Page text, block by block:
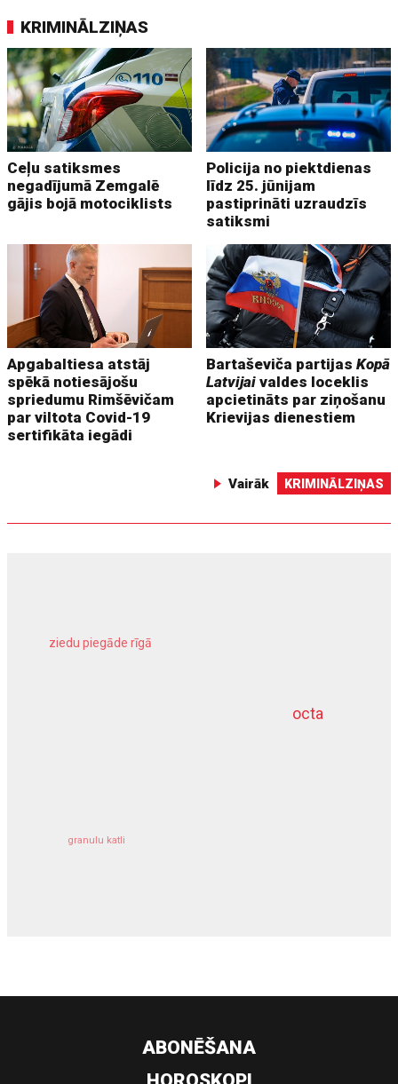
KRIMINĀLZIŅAS
Ceļu satiksmes
negadījumā Zemgalē
gājis bojā motociklists
Policija no piektdienas
līdz 25. jūnijam
pastiprināti uzraudzīs
satiksmi
Apgabaltiesa atstāj
spēkā notiesājošu
spriedumu Rimšēvičam
par viltota Covid-19
sertifikāta iegādi
Bartaševiča partijasKopā
Latvijai valdes loceklis
apcietināts par ziņošanu
Krievijas dienestiem
Vairāk KRIMINĀLZIŅAS
octa
ziedu piegāde rīgā
granulu katli
dziļurbums
ABONĒŠANA